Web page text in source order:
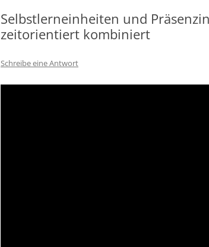
Selbstlerneinheiten und
zeitorientiert kombiniert
Schreibe eine Antwort